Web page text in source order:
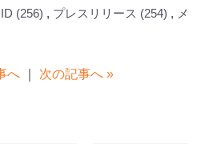
(256) プレスリリース (254)
メ
へ 次の記事へ »